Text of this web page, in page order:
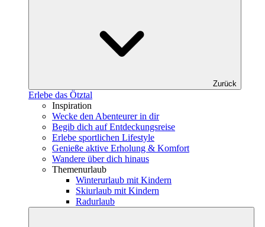
Zurück
Erlebe das Ötztal
Inspiration
Wecke den Abenteurer in dir
Begib dich auf Entdeckungsreise
Erlebe sportlichen Lifestyle
Genieße aktive Erholung & Komfort
Wandere über dich hinaus
Themenurlaub
Winterurlaub mit Kindern
Skiurlaub mit Kindern
Radurlaub